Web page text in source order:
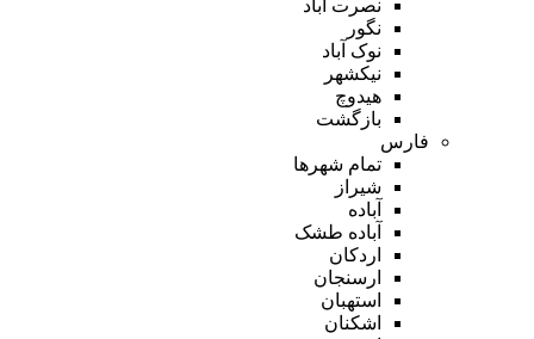
نصرت آباد
نگور
نوک آباد
نیکشهر
هیدوچ
بازگشت
فارس
تمام شهر‌ها
شیراز
آباده
آباده طشک
اردکان
ارسنجان
استهبان
اشکنان